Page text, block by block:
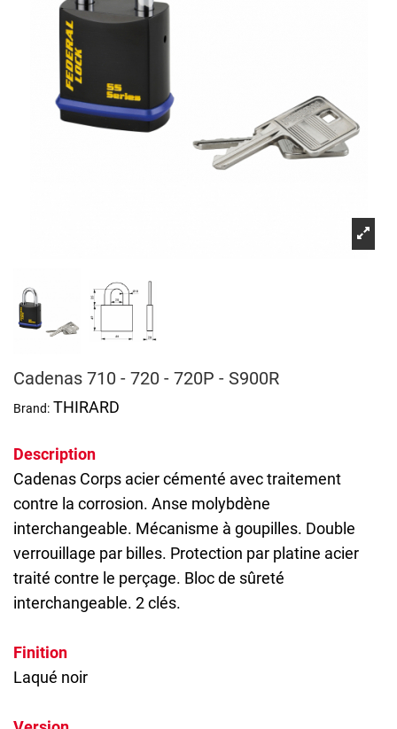
Cadenas 710 - 720 - 720P - S900R
Brand: THIRARD
Description
Cadenas Corps acier cémenté avec traitement
contre la corrosion. Anse molybdène
interchangeable. Mécanisme à goupilles. Double
verrouillage par billes. Protection par platine acier
traité contre le perçage. Bloc de sûreté
interchangeable. 2 clés.
Finition
Laqué noir